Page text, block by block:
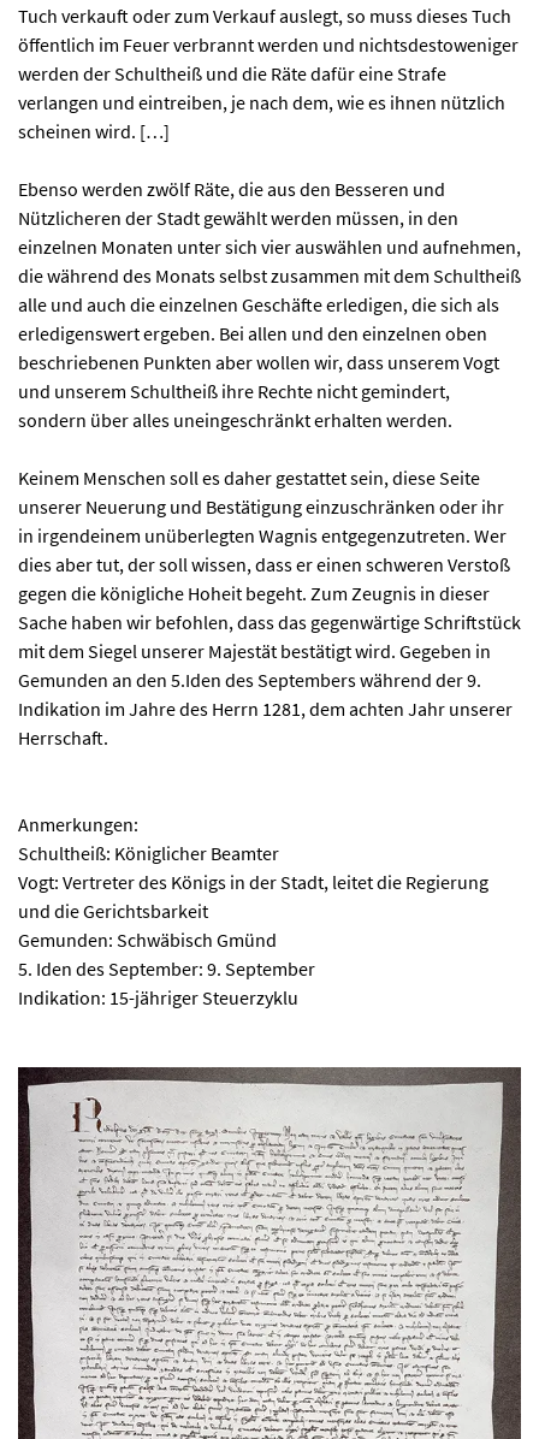
Tuch verkauft oder zum Verkauf auslegt, so muss dieses Tuch
öffentlich im Feuer verbrannt werden und nichtsdestoweniger
werden der Schultheiß und die Räte dafür eine Strafe
verlangen und eintreiben, je nach dem, wie es ihnen nützlich
scheinen wird. […]
Ebenso werden zwölf Räte, die aus den Besseren und
Nützlicheren der Stadt gewählt werden müssen, in den
einzelnen Monaten unter sich vier auswählen und aufnehmen,
die während des Monats selbst zusammen mit dem Schultheiß
alle und auch die einzelnen Geschäfte erledigen, die sich als
erledigenswert ergeben. Bei allen und den einzelnen oben
beschriebenen Punkten aber wollen wir, dass unserem Vogt
und unserem Schultheiß ihre Rechte nicht gemindert,
sondern über alles uneingeschränkt erhalten werden.
Keinem Menschen soll es daher gestattet sein, diese Seite
unserer Neuerung und Bestätigung einzuschränken oder ihr
in irgendeinem unüberlegten Wagnis entgegenzutreten. Wer
dies aber tut, der soll wissen, dass er einen schweren Verstoß
gegen die königliche Hoheit begeht. Zum Zeugnis in dieser
Sache haben wir befohlen, dass das gegenwärtige Schriftstück
mit dem Siegel unserer Majestät bestätigt wird. Gegeben in
Gemunden an den 5.Iden des Septembers während der 9.
Indikation im Jahre des Herrn 1281, dem achten Jahr unserer
Herrschaft.
Anmerkungen:
Schultheiß: Königlicher Beamter
Vogt: Vertreter des Königs in der Stadt, leitet die Regierung
und die Gerichtsbarkeit
Gemunden: Schwäbisch Gmünd
5. Iden des September: 9. September
Indikation: 15-jähriger Steuerzyklu